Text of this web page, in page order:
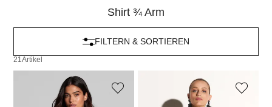
Shirt ¾ Arm
21Artikel
FILTERN & SORTIEREN